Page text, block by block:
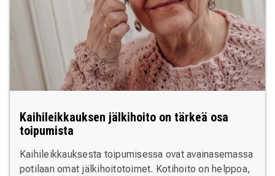
Kaihileikkauksen jälkihoito on tärkeä osa
toipumista
Kaihileikkauksesta toipumisessa ovat avainasemassa
potilaan omat jälkihoitotoimet. Kotihoito on helppoa,